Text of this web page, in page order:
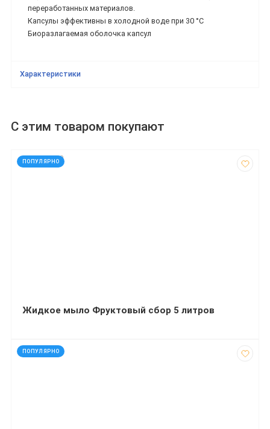
переработанных материалов.
Капсулы эффективны в холодной воде при 30 °C
Биоразлагаемая оболочка капсул
Характеристики
С этим товаром покупают
ПОПУЛЯРНО
код: 272669
Жидкое мыло Фруктовый сбор 5 литров
ПОПУЛЯРНО
код: 12506